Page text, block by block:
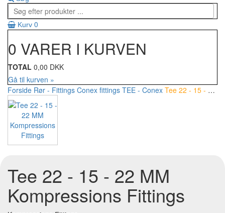
Kurv 0
0 VARER I KURVEN
TOTAL 0,00 DKK
Gå til kurven »
Forside Rør - Fittings Conex fittings TEE - Conex Tee 22 - 15 - 22 MM Kompressions Fittings
Tee 22 - 15 - 22 MM
Kompressions Fittings